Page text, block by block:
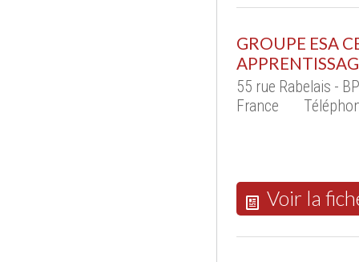
GROUPE ESA
55 rue Rabelais -
France
Voir la